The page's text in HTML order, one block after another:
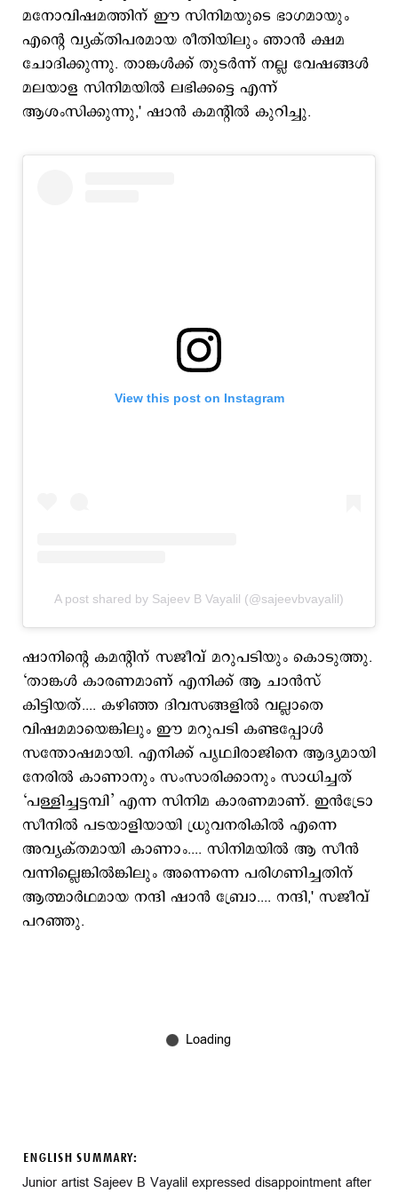
മനോവിഷമത്തിന് ഈ സിനിമയുടെ ഭാഗമായും
എന്റെ വ്യക്തിപരമായ രീതിയിലും ഞാൻ ക്ഷമ
ചോദിക്കുന്നു. താങ്കൾക്ക് തുടർന്ന് നല്ല വേഷങ്ങൾ
മലയാള സിനിമയിൽ ലഭിക്കട്ടെ എന്ന്
ആശംസിക്കുന്നു,' ഷാന്‍ കമന്‍റില്‍ കുറിച്ചു.
View this post on Instagram
A post shared by Sajeev B Vayalil (@sajeevbvayalil)
ഷാനിന്‍റെ കമന്‍റിന് സജീവ് മറുപടിയും കൊടുത്തു.
‘താങ്കൾ കാരണമാണ് എനിക്ക് ആ ചാൻസ്
കിട്ടിയത്.... കഴിഞ്ഞ ദിവസങ്ങളിൽ വല്ലാതെ
വിഷമമായെങ്കിലും ഈ മറുപടി കണ്ടപ്പോൾ
സന്തോഷമായി. എനിക്ക് പൃഥ്വിരാജിനെ ആദ്യമായി
നേരിൽ കാണാനും സംസാരിക്കാനും സാധിച്ചത്
‘പള്ളിച്ചട്ടമ്പി’ എന്ന സിനിമ കാരണമാണ്. ഇൻട്രോ
സീനിൽ പടയാളിയായി ധ്രുവനരികിൽ എന്നെ
അവ്യക്തമായി കാണാം.... സിനിമയിൽ ആ സീൻ
വന്നില്ലെങ്കിൽങ്കിലും അന്നെന്നെ പരിഗണിച്ചതിന്
ആത്മാർഥമായ നന്ദി ഷാൻ ബ്രോ.... നന്ദി,' സജീവ്
പറഞ്ഞു.
ENGLISH SUMMARY:
Junior artist Sajeev B Vayalil expressed disappointment after